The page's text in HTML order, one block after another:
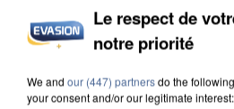
DE SOLIDARITÉ AVEC LES...
Le respect de
notre priorité
We and our (447) partnersdo the
your consent and/or our legitimate